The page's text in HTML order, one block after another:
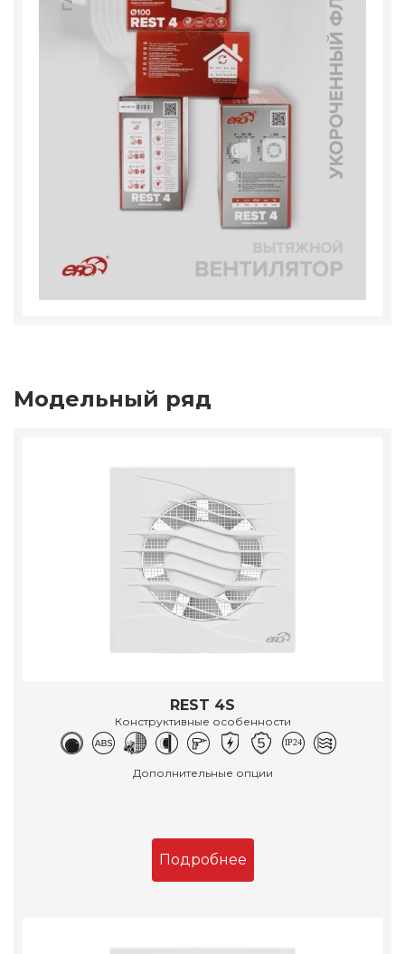
Модельный ряд
REST 4S
Конструктивные особенности
Дополнительные опции
Подробнее